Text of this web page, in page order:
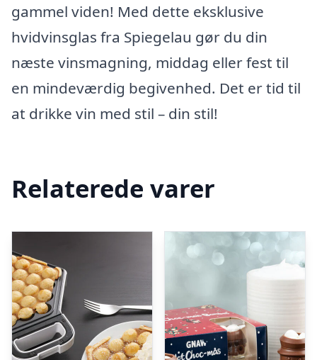
gammel viden! Med dette eksklusive
hvidvinsglas fra Spiegelau gør du din
næste vinsmagning, middag eller fest til
en mindeværdig begivenhed. Det er tid til
at drikke vin med stil – din stil!
Relaterede varer